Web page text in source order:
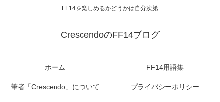
FF14を楽しめるかどうかは自分次第
CrescendoのFF14ブログ
ホーム FF14用語集
筆者「Crescendo」について プライバシーポリシー